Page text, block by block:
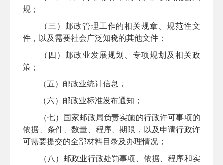
规；
（三）邮政管理工作的相关规章、规范性文
件，以及需要社会广泛知晓的其他文件；
（四）邮政业发展规划、专项规划及相关政
策；
（五）邮政业统计信息；
（六）邮政业标准发布通知；
（七）国家邮政局负责实施的行政许可事项的
依据、条件、数量、程序、期限，以及申请行政许
可需要提交的全部材料目录及办理情况；
（八）邮政业行政处罚事项、依据、程序和实